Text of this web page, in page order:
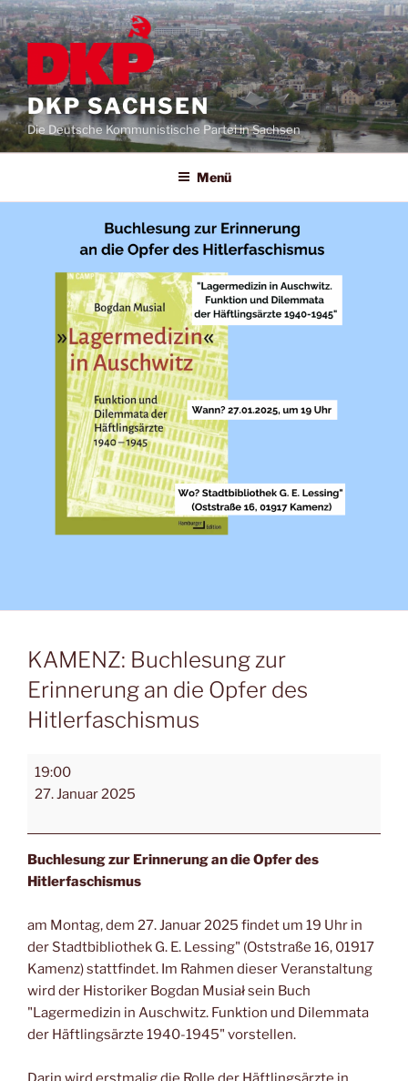
DKP SACHSEN
Die Deutsche Kommunistische Partei in Sachsen
Menü
KAMENZ: Buchlesung zur
Erinnerung an die Opfer des
Hitlerfaschismus
19:00
27. Januar 2025
Buchlesung zur Erinnerung an die Opfer des
Hitlerfaschismus
am Montag, dem 27. Januar 2025 findet um 19 Uhr in
der Stadtbibliothek G. E. Lessing" (Oststraße 16, 01917
Kamenz) stattfindet. Im Rahmen dieser Veranstaltung
wird der Historiker Bogdan Musiał sein Buch
"Lagermedizin in Auschwitz. Funktion und Dilemmata
der Häftlingsärzte 1940-1945" vorstellen.